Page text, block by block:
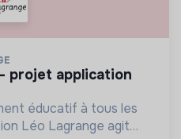
éducatif à tous les
Léo Lagrange agit